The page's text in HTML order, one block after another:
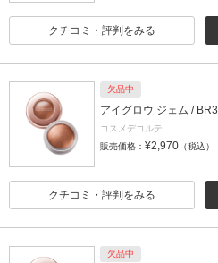
クチコミ・評判をみる
欠品中
アイグロウ ジェム /
コスメデコルテ
販売価格： ¥2,970 （税込）
クチコミ・評判をみる
欠品中